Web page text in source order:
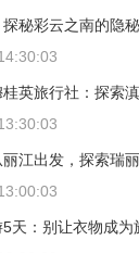
秘彩云之南的隐
英旅行社：探索
江出发，探索瑞
天：别让衣物成为